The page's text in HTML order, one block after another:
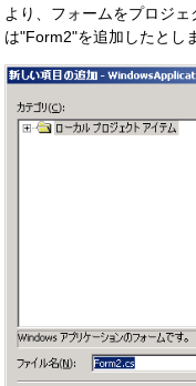
より、フォームをプロジ
は"Form2"を追加したとし